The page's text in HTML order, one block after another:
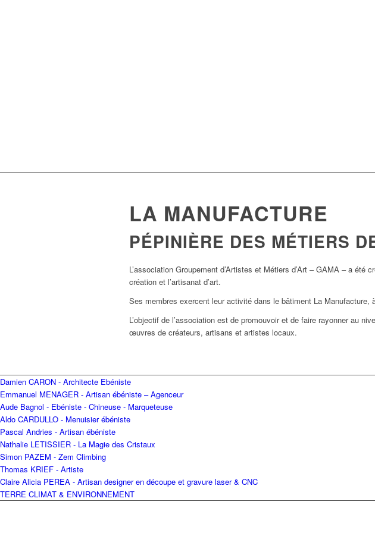
LA MANUFACTURE
PÉPINIÈRE DES MÉTIERS
L’association Groupement d’Artistes et Métiers d’Art – GAMA – a
création et l’artisanat d’art.
Ses membres exercent leur activité dans le bâtiment La
L’objectif de l’association est de promouvoir et de faire rayonner au
œuvres de créateurs, artisans et artistes locaux.
Damien CARON - Architecte Ebéniste
Emmanuel MENAGER - Artisan ébéniste – Agenceur
Aude Bagnol - Ebéniste - Chineuse - Marqueteuse
Aldo CARDULLO - Menuisier ébéniste
Pascal Andries - Artisan ébéniste
Nathalie LETISSIER - La Magie des Cristaux
Simon PAZEM - Zem Climbing
Thomas KRIEF - Artiste
Claire Alicia PEREA - Artisan designer en découpe et gravure laser & CNC
TERRE CLIMAT & ENVIRONNEMENT